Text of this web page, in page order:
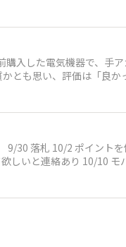
？
とも思い、評価は「良
悪いとの事で、特に急ぎではないので「